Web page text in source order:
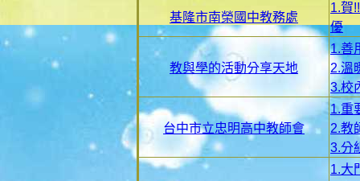
基隆市南榮國中教務處
1.賀
優
教與學的活動分享天地
1.善
2.溫
3.校
台中市立忠明高中教師會
1.重
2.教
3.分
1.大